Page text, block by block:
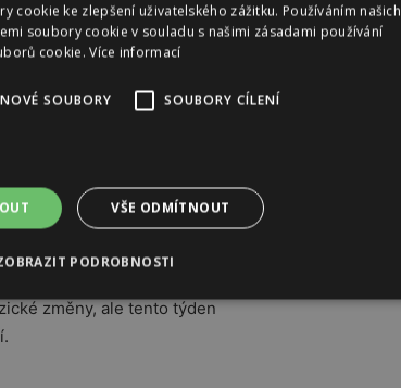
nebojte, bude to milá
minula. Možná trochu uroníte
své plány a touhy a začnete na
pozornost na členy
změny, ale tento týden
cookie ke zlepšení uživatelského zážitku. Používáním našich
soubory cookie v souladu s našimi zásadami používání
cookie.Více informací
SOUBORY SOUBORY CÍLENÍ
VŠE ODMÍTNOUT
PODROBNOSTI